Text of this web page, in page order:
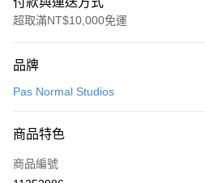
超取滿NT$10,000免運
信用卡一次付款
LINE Pay
Apple Pay
品牌
Pas Normal Studios
商品特色
商品編號